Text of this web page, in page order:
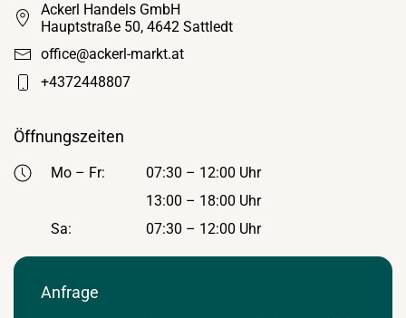
Ackerl Handels GmbH
Hauptstraße 50, 4642 Sattledt
office@ackerl-markt.at
+4372448807
Öffnungszeiten
Mo – Fr:
07:30 – 12:00 Uhr
13:00 – 18:00 Uhr
Sa:
07:30 – 12:00 Uhr
Anfrage